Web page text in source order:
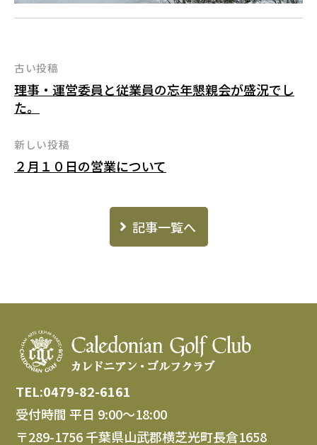
投
稿
ナ
ビ
ゲ
古い投稿
理事・運営委員と従業員の忘年懇親会が盛況でし
た。
新しい投稿
２月１０日の営業について
記事一覧へ
TEL:0479-82-6161
受付時間 平日 9:00～18:00
〒289-1756 千葉県山武郡横芝光町長倉1658